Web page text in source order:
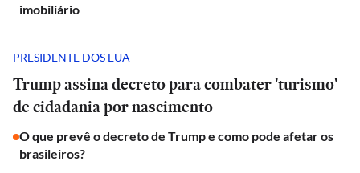
imobiliário
PRESIDENTE DOS EUA
Trump assina decreto para combater 'turismo'
de cidadania por nascimento
O que prevê o decreto de Trump e como pode afetar os
brasileiros?